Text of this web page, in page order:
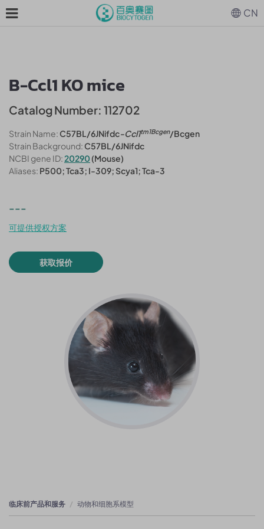
B-Ccl1 KO mice
Catalog Number: 112702
Strain Name:C57BL/6JNifdc-Ccl1tm1Bcgen/Bcgen
Strain Background:C57BL/6JNifdc
NCBI gene ID:20290 (Mouse)
Aliases: P500; Tca3; I-309; Scya1; Tca-3
---
可提供授权方案
获取报价
临床前产品和服务 动物和细胞系模型
CN